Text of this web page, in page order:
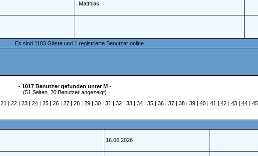
Matthias
Es sind 1103 Gäste und 1 registrierte Benutzer online
- 1017 Benutzer gefunden unter M-
(51 Seiten, 20 Benutzer angezeigt)
21 | 22 | 23 | 24 | 25 | 26 | 27 | 28 | 29 | 30 | 31 | 32 | 33 | 34 | 35 | 36 | 37 | 38 | 39 | 40 | 41 | 42 | 43 | 44 | 45
16.06.2026